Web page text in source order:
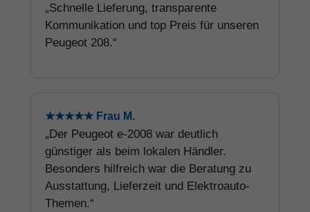
„Schnelle Lieferung, transparente
Kommunikation und top Preis für unseren
Peugeot 208.“
★★★★★ Frau M.
„Der Peugeot e-2008 war deutlich
günstiger als beim lokalen Händler.
Besonders hilfreich war die Beratung zu
Ausstattung, Lieferzeit und Elektroauto-
Themen.“